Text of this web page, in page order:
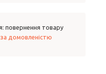
повернення товару
за домовленістю